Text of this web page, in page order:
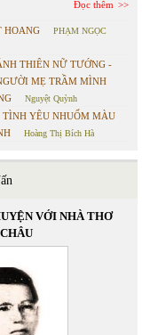
Đọc thêm
HOANG
PHẠM NGỌC
THIÊN NỮ TƯỚNG -
MẸ TRẦM MÌNH
Nguyệt Quỳnh
TÌNH YÊU NHUỐM MÀU
Hoàng Thị Bích Hà
VỚI NHÀ THƠ